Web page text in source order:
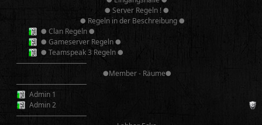
● Server Regeln ! ●
● Regeln in der Beschreibung ●
● Clan Regeln ●
● Gameserver Regeln ●
● Teamspeak 3 Regeln ●
──────────
●Member - Räume●
──────────
Admin 1
Admin 2
──────────